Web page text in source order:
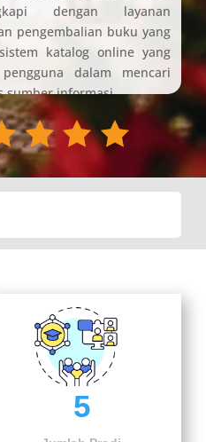
dengan layanan
pengembalian buku yang
katalog online yang
dalam mencari
sumber informasi.
5